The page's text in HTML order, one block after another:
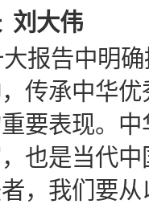
刘大伟
报告中明
传承中华
要表现。
也是当代
，我们要